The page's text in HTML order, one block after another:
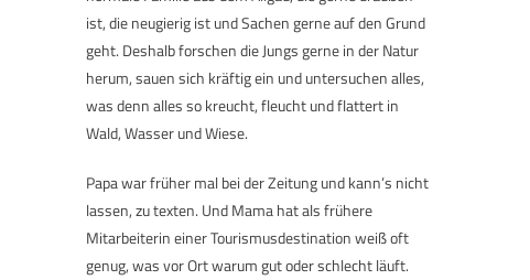
ist, die neugierig ist und Sachen gerne auf den Grund
geht. Deshalb forschen die Jungs gerne in der Natur
herum, sauen sich kräftig ein und untersuchen alles,
was denn alles so kreucht, fleucht und flattert in
Wald, Wasser und Wiese.
Papa war früher mal bei der Zeitung und kann’s nicht
lassen, zu texten. Und Mama hat als frühere
Mitarbeiterin einer Tourismusdestination weiß oft
genug, was vor Ort warum gut oder schlecht läuft.